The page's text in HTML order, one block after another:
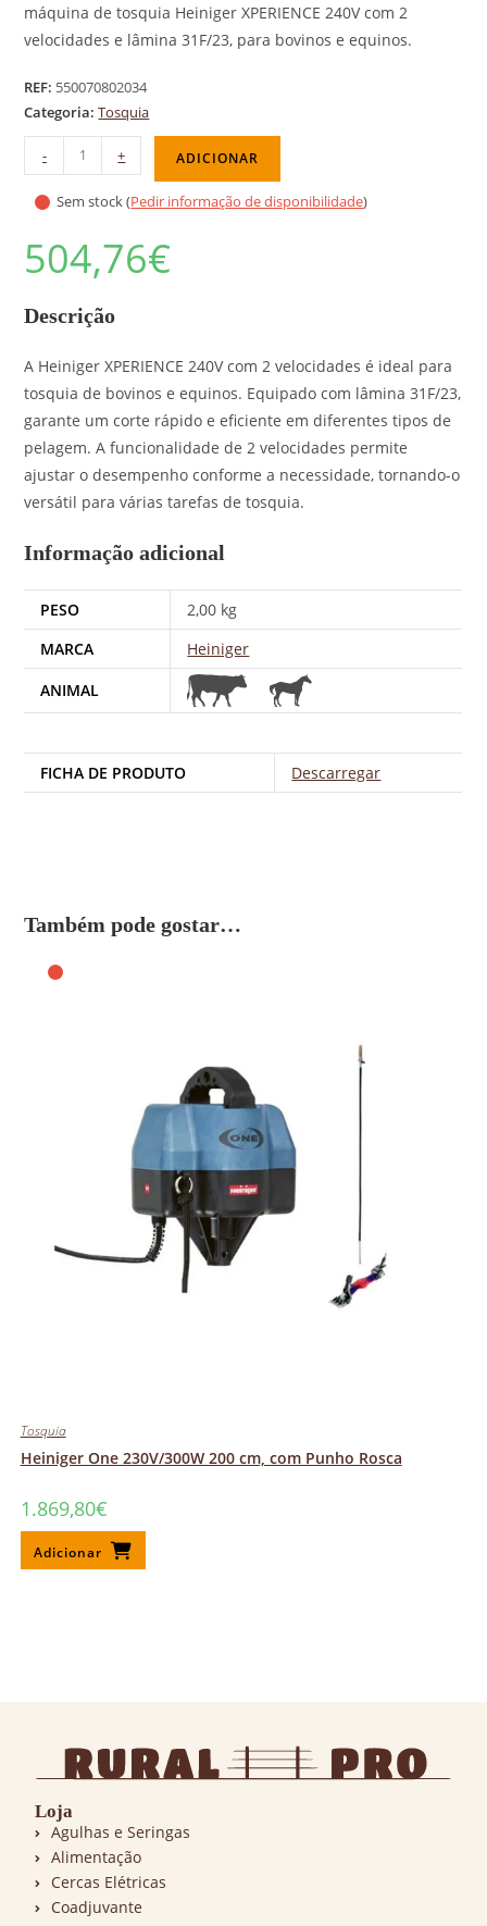
máquina de tosquia Heiniger XPERIENCE 240V com 2
velocidades e lâmina 31F/23, para bovinos e equinos.
REF: 550070802034
Categoria:Tosquia
- + ADICIONAR
Sem stock (Pedir informação de disponibilidade)
504,76€
Descrição
A Heiniger XPERIENCE 240V com 2 velocidades é ideal para
tosquia de bovinos e equinos. Equipado com lâmina 31F/23,
garante um corte rápido e eficiente em diferentes tipos de
pelagem. A funcionalidade de 2 velocidades permite
ajustar o desempenho conforme a necessidade, tornando-o
versátil para várias tarefas de tosquia.
Informação adicional
PESO
2,00 kg
MARCA
Heiniger
ANIMAL
FICHA DE PRODUTO Descarregar
Também pode gostar…
Tosquia
Heiniger One 230V/300W 200 cm, com Punho Rosca
1.869,80€
Adicionar
Loja
Agulhas e Seringas
Alimentação
Cercas Elétricas
Coadjuvante